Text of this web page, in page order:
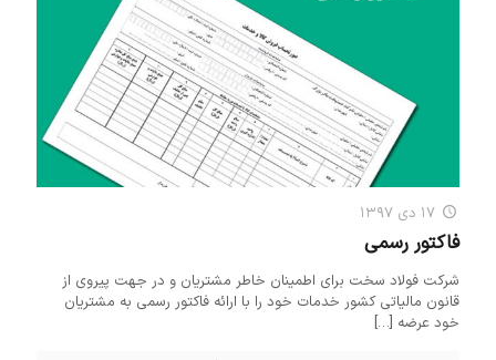
۱۷ دی ۱۳۹۷
فاکتور رسمی
شرکت فولاد سخت برای اطمینان خاطر مشتریان و در جهت پیروی از
قانون مالیاتی کشور خدمات خود را با ارائه فاکتور رسمی به مشتریان
خود عرضه […]